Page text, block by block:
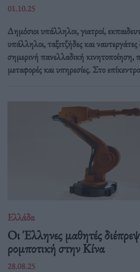
01.10.25
Δημόσιοι υπάλληλοι, γιατροί,
υπάλληλοι, ταξιτζήδες και
σημερινή πανελλαδική κινητοποίηση,
μεταφορές και υπηρεσίες. Στο
Ελλάδα
Οι Έλληνες μαθητές
ρομποτική στην Κίνα
28.08.25